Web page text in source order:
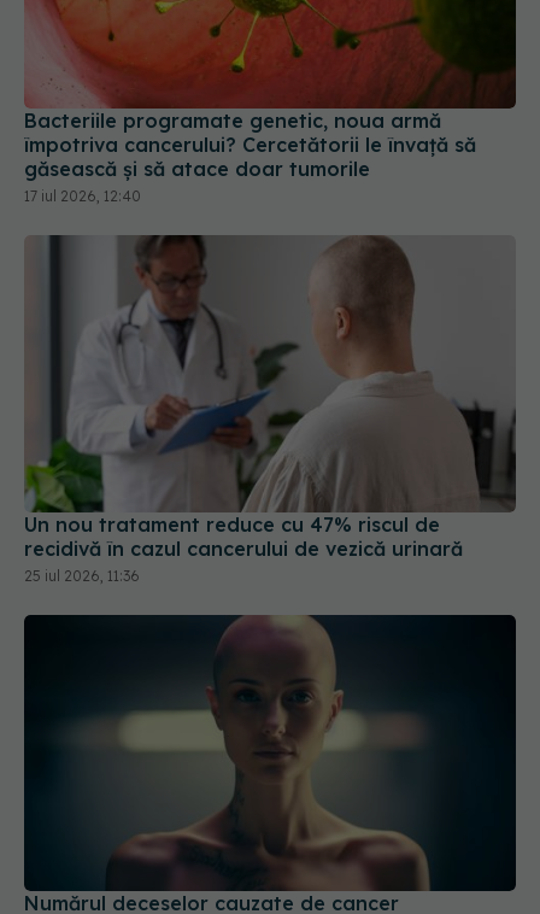
Bacteriile programate genetic, noua armă
împotriva cancerului? Cercetătorii le învață să
găsească și să atace doar tumorile
17 iul 2026, 12:40
Un nou tratament reduce cu 47% riscul de
recidivă în cazul cancerului de vezică urinară
25 iul 2026, 11:36
Numărul deceselor cauzate de cancer